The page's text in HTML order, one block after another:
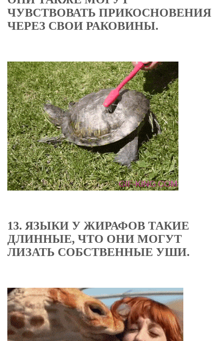
ЧУВСТВОВАТЬ ПРИКОСНОВЕНИЯ
ЧЕРЕЗ СВОИ РАКОВИНЫ.
13. ЯЗЫКИ У ЖИРАФОВ ТАКИЕ
ДЛИННЫЕ, ЧТО ОНИ МОГУТ
ЛИЗАТЬ СОБСТВЕННЫЕ УШИ.